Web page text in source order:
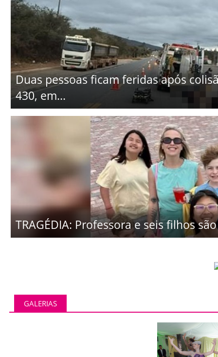
Duas pessoas ficam feridas após
430, em...
TRAGÉDIA: Professora e seis filhos
GALERIAS